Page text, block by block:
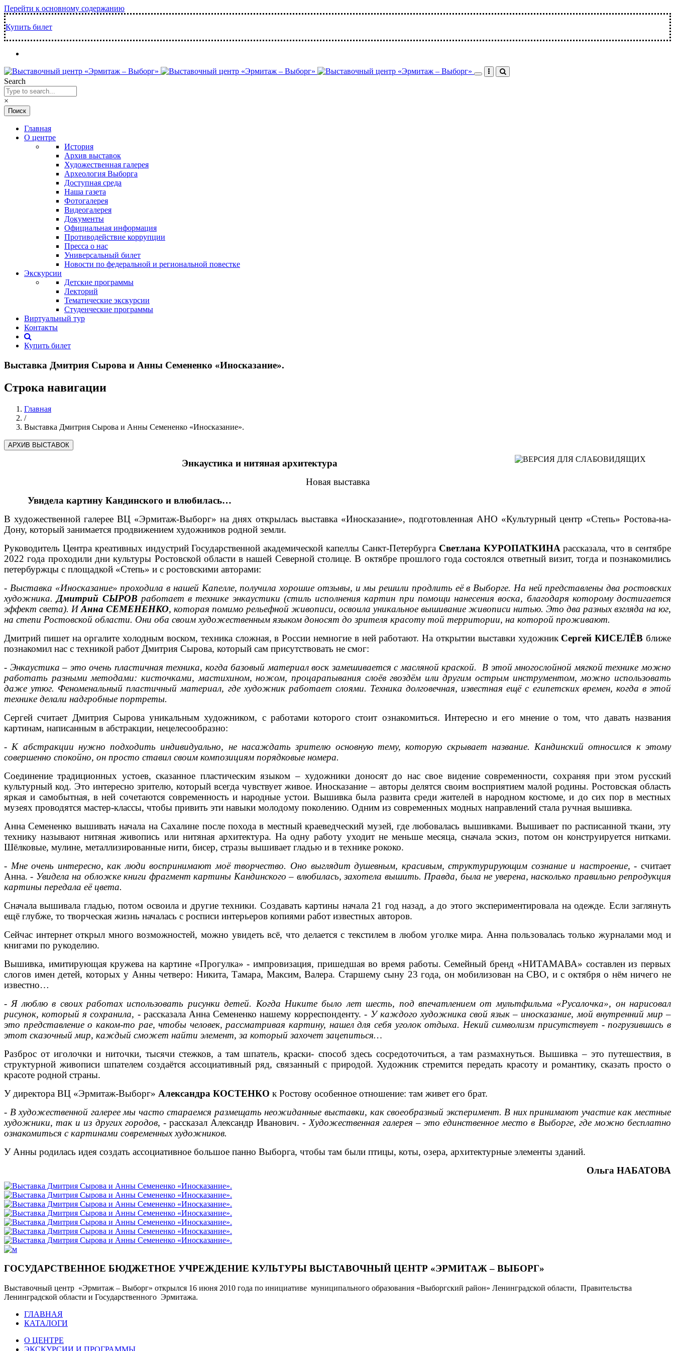
Перейти к основному содержанию
Купить билет
Search
×
Главная
О центре
История
Архив выставок
Художественная галерея
Археология Выборга
Доступная среда
Наша газета
Фотогалерея
Видеогалерея
Документы
Официальная информация
Противодействие коррупции
Пресса о нас
Универсальный билет
Новости по федеральной и региональной повестке
Экскурсии
Детские программы
Лекторий
Тематические экскурсии
Студенческие программы
Виртуальный тур
Контакты
Купить билет
Выставка Дмитрия Сырова и Анны Семененко «Иносказание».
Строка навигации
Главная
/
Выставка Дмитрия Сырова и Анны Семененко «Иносказание».
АРХИВ ВЫСТАВОК
Энкаустика и нитяная архитектура
Новая выставка
Увидела картину Кандинского и влюбилась…
В художественной галерее ВЦ «Эрмитаж-Выборг» на днях открылась выставка «Иносказание», подготовленная АНО «Культурный центр «Степь» Ростова-на-
Дону, который занимается продвижением художников родной земли.
Руководитель Центра креативных индустрий Государственной академической капеллы Санкт-Петербурга Светлана КУРОПАТКИНА рассказала, что в сентябре
2022 года проходили дни культуры Ростовской области в нашей Северной столице. В октябре прошлого года состоялся ответный визит, тогда и познакомились
петербуржцы с площадкой «Степь» и с ростовскими авторами:
- Выставка «Иносказание» проходила в нашей Капелле, получила хорошие отзывы, и мы решили продлить её в Выборге. На ней представлены два ростовских
художника. Дмитрий СЫРОВ работает в технике энкаустики (стиль исполнения картин при помощи нанесения воска, благодаря которому достигается
эффект света). ИАнна СЕМЕНЕНКО, которая помимо рельефной живописи, освоила уникальное вышивание живописи нитью. Это два разных взгляда на юг,
на степи Ростовской области. Они оба своим художественным языком доносят до зрителя красоту той территории, на которой проживают.
Дмитрий пишет на оргалите холодным воском, техника сложная, в России немногие в ней работают. На открытии выставки художник Сергей КИСЕЛЁВ ближе
познакомил нас с техникой работ Дмитрия Сырова, который сам присутствовать не смог:
- Энкаустика – это очень пластичная техника, когда базовый материал воск замешивается с масляной краской. В этой многослойной мягкой технике можно
работать разными методами: кисточками, мастихином, ножом, процарапывания слоёв гвоздём или другим острым инструментом, можно использовать
даже утюг. Феноменальный пластичный материал, где художник работает слоями. Техника долговечная, известная ещё с египетских времен, когда в этой
технике делали надгробные портреты.
Сергей считает Дмитрия Сырова уникальным художником, с работами которого стоит ознакомиться. Интересно и его мнение о том, что давать названия
картинам, написанным в абстракции, нецелесообразно:
- К абстракции нужно подходить индивидуально, не насаждать зрителю основную тему, которую скрывает название. Кандинский относился к этому
совершенно спокойно, он просто ставил своим композициям порядковые номера.
Соединение традиционных устоев, сказанное пластическим языком – художники доносят до нас свое видение современности, сохраняя при этом русский
культурный код. Это интересно зрителю, который всегда чувствует живое. Иносказание – авторы делятся своим восприятием малой родины. Ростовская область
яркая и самобытная, в ней сочетаются современность и народные устои. Вышивка была развита среди жителей в народном костюме, и до сих пор в местных
музеях проводятся мастер-классы, чтобы привить эти навыки молодому поколению. Одним из современных модных направлений стала ручная вышивка.
Анна Семененко вышивать начала на Сахалине после похода в местный краеведческий музей, где любовалась вышивками. Вышивает по расписанной ткани, эту
технику называют нитяная живопись или нитяная архитектура. На одну работу уходит не меньше месяца, сначала эскиз, потом он конструируется нитками.
Шёлковые, мулине, металлизированные нити, бисер, стразы вышивает гладью и в технике рококо.
- Мне очень интересно, как люди воспринимают моё творчество. Оно выглядит душевным, красивым, структурирующим сознание и настроение, - считает
Анна. - Увидела на обложке книги фрагмент картины Кандинского – влюбилась, захотела вышить. Правда, была не уверена, насколько правильно репродукция
картины передала её цвета.
Сначала вышивала гладью, потом освоила и другие техники. Создавать картины начала 21 год назад, а до этого экспериментировала на одежде. Если заглянуть
ещё глубже, то творческая жизнь началась с росписи интерьеров копиями работ известных авторов.
Сейчас интернет открыл много возможностей, можно увидеть всё, что делается с текстилем в любом уголке мира. Анна пользовалась только журналами мод и
книгами по рукоделию.
Вышивка, имитирующая кружева на картине «Прогулка» - импровизация, пришедшая во время работы. Семейный бренд «НИТАМАВА» составлен из первых
слогов имен детей, которых у Анны четверо: Никита, Тамара, Максим, Валера. Старшему сыну 23 года, он мобилизован на СВО, и с октября о нём ничего не
известно…
- Я люблю в своих работах использовать рисунки детей. Когда Никите было лет шесть, под впечатлением от мультфильма «Русалочка», он нарисовал
рисунок, который я сохранила, - рассказала Анна Семененко нашему корреспонденту. - У каждого художника свой язык – иносказание, мой внутренний мир –
это представление о каком-то рае, чтобы человек, рассматривая картину, нашел для себя уголок отдыха. Некий символизм присутствует - погрузившись в
этот сказочный мир, каждый сможет найти элемент, за который захочет зацепиться…
Разброс от иголочки и ниточки, тысячи стежков, а там шпатель, краски- способ здесь сосредоточиться, а там размахнуться. Вышивка – это путешествия, в
структурной живописи шпателем создаётся ассоциативный ряд, связанный с природой. Художник стремится передать красоту и романтику, сказать просто о
красоте родной страны.
У директора ВЦ «Эрмитаж-Выборг» Александра КОСТЕНКО к Ростову особенное отношение: там живет его брат.
- В художественной галерее мы часто стараемся размещать неожиданные выставки, как своеобразный эксперимент. В них принимают участие как местные
художники, так и из других городов, - рассказал Александр Иванович. - Художественная галерея – это единственное место в Выборге, где можно бесплатно
ознакомиться с картинами современных художников.
У Анны родилась идея создать ассоциативное большое панно Выборга, чтобы там были птицы, коты, озера, архитектурные элементы зданий.
Ольга НАБАТОВА
ГОСУДАРСТВЕННОЕ БЮДЖЕТНОЕ УЧРЕЖДЕНИЕ КУЛЬТУРЫ ВЫСТАВОЧНЫЙ ЦЕНТР «ЭРМИТАЖ – ВЫБОРГ»
Выставочный центр «Эрмитаж – Выборг» открылся 16 июня 2010 года по инициативе муниципального образования «Выборгский район» Ленинградской области, Правительства
Ленинградской области и Государственного Эрмитажа.
ГЛАВНАЯ
КАТАЛОГИ
О ЦЕНТРЕ
ЭКСКУРСИИ И ПРОГРАММЫ